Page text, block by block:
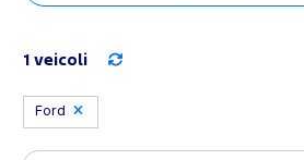
1 veicoli
Ford